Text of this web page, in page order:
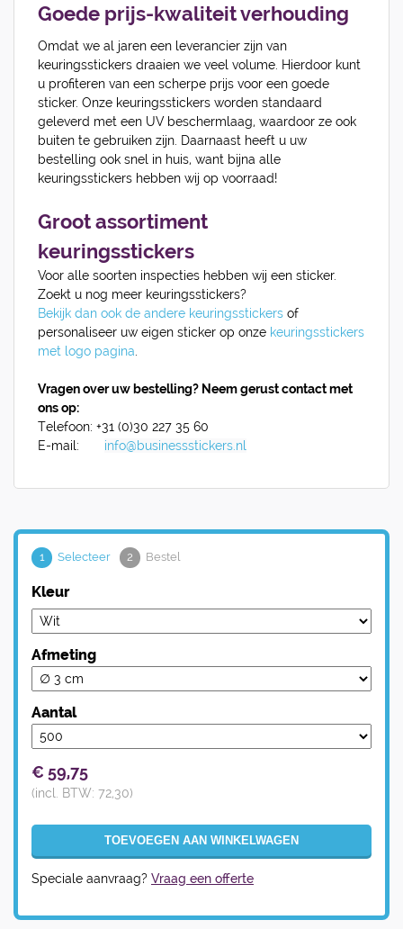
Goede prijs-kwaliteit verhouding
Omdat we al jaren een leverancier zijn van
keuringsstickers draaien we veel volume. Hierdoor kunt
u profiteren van een scherpe prijs voor een goede
sticker. Onze keuringsstickers worden standaard
geleverd met een UV beschermlaag, waardoor ze ook
buiten te gebruiken zijn. Daarnaast heeft u uw
bestelling ook snel in huis, want bijna alle
keuringsstickers hebben wij op voorraad!
Groot assortiment
keuringsstickers
Voor alle soorten inspecties hebben wij een sticker.
Zoekt u nog meer keuringsstickers?
Bekijk dan ook de andere keuringsstickers of
personaliseer uw eigen sticker op onze keuringsstickers
met logo pagina.
Vragen over uw bestelling? Neem gerust contact met
ons op:
Telefoon: +31 (0)30 227 35 60
E-mail:
info@businessstickers.nl
1 Selecteer 2 Bestel
Kleur
Afmeting
Aantal
€ 59,75
(incl. BTW: 72,30)
Speciale aanvraag? Vraag een offerte